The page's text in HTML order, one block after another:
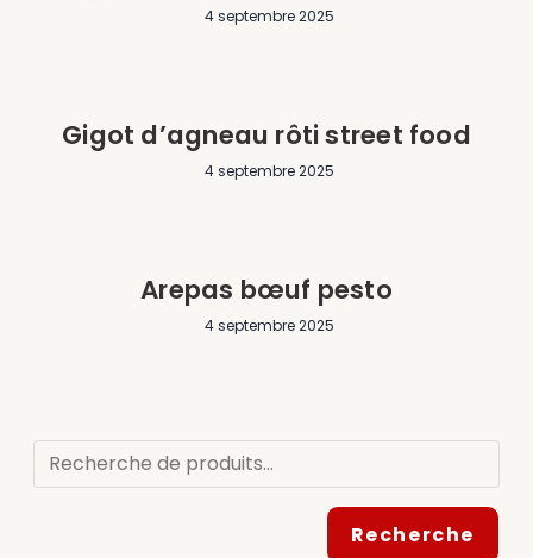
4 septembre 2025
Gigot d’agneau rôti street food
4 septembre 2025
Arepas bœuf pesto
4 septembre 2025
Recherche